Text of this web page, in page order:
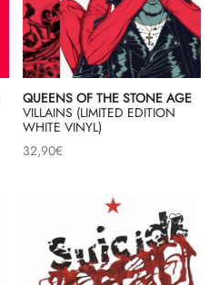
QUEENS OF THE STONE AGE
VILLAINS (LIMITED EDITION
WHITE VINYL)
32,90€